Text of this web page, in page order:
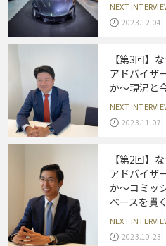
NEXT
2023.12.04
【第3回】
アドバイザ
か～現況と
NEXT
2023.11.07
【第2回】
アドバイザ
か～コミッ
ベースを貫
NEXT
2023.10.23